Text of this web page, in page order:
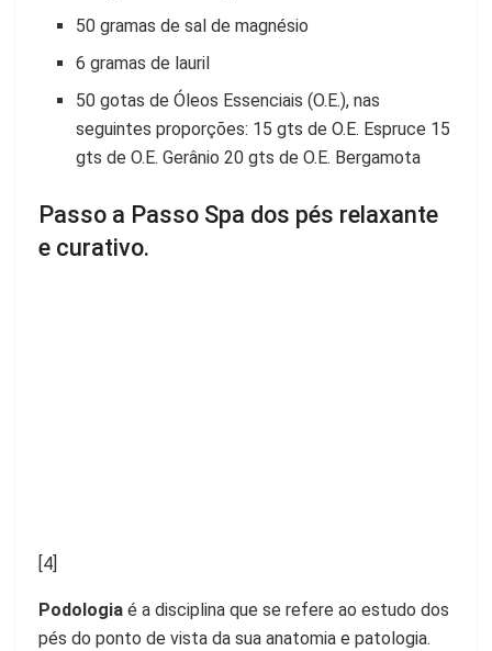
50 gramas de sal de magnésio
6 gramas de lauril
50 gotas de Óleos Essenciais (O.E.), nas
seguintes proporções: 15 gts de O.E. Espruce 15
gts de O.E. Gerânio 20 gts de O.E. Bergamota
Passo a Passo Spa dos pés relaxante
e curativo.
[4]
Podologia é a disciplina que se refere ao estudo dos
pés do ponto de vista da sua anatomia e patologia.